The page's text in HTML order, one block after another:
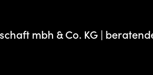
mbh & Co. KG |